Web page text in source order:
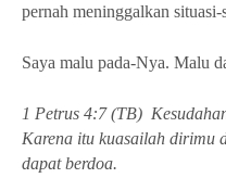
pernah meninggalkan situasi-
Saya malu pada-Nya. Malu
1 Petrus 4:7 (TB)
Karena itu kuasailah dirimu
dapat berdoa.